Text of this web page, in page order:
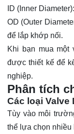
ID (Inner
OD (Outer
để lắp khớp nối.
Khi bạn mua một
được thiết kế để
nghiệp.
Phân tích
Các loại Valve
Tùy vào môi
thể lựa chọn nhiều